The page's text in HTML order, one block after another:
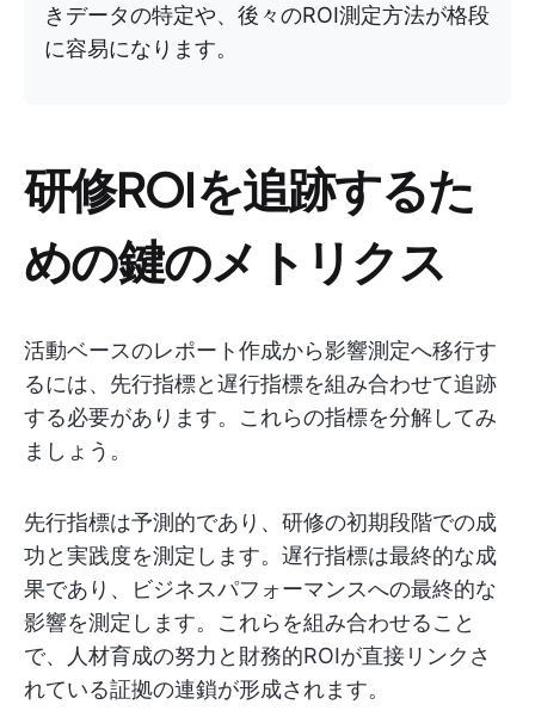
きデータの特定や、後々のROI測定方法が格段
に容易になります。
研修ROIを追跡するた
めの鍵のメトリクス
活動ベースのレポート作成から影響測定へ移行す
るには、先行指標と遅行指標を組み合わせて追跡
する必要があります。これらの指標を分解してみ
ましょう。
先行指標は予測的であり、研修の初期段階での成
功と実践度を測定します。遅行指標は最終的な成
果であり、ビジネスパフォーマンスへの最終的な
影響を測定します。これらを組み合わせること
で、人材育成の努力と財務的ROIが直接リンクさ
れている証拠の連鎖が形成されます。